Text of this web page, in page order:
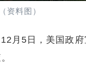
资料图）
月5日，美国政